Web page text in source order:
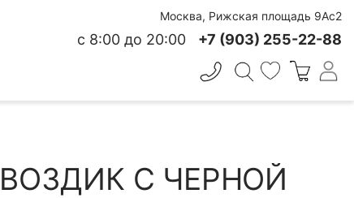
Москва, Рижская площадь 9Ас2
с 8:00 до 20:00 +7 (903) 255-22-88
С ЧЕРНОЙ